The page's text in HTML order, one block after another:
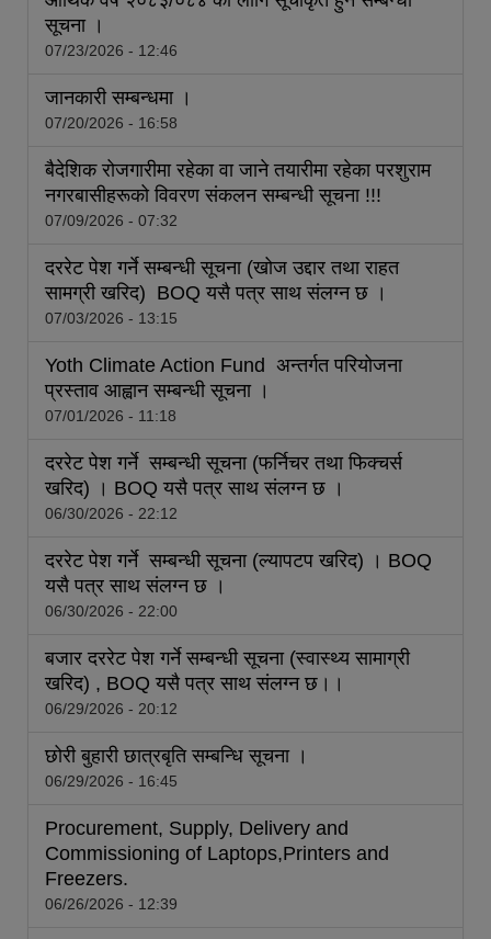
सूचना ।
07/23/2026 - 12:46
जानकारी सम्बन्धमा ।
07/20/2026 - 16:58
बैदेशिक रोजगारीमा रहेका वा जाने तयारीमा रहेका परशुराम
नगरबासीहरूको विवरण संकलन सम्बन्धी सूचना !!!
07/09/2026 - 07:32
दररेट पेश गर्ने सम्बन्धी सूचना (खोज उद्दार तथा राहत
सामग्री खरिद) BOQ यसै पत्र साथ संलग्‍न छ ।
07/03/2026 - 13:15
Yoth Climate Action Fund अन्तर्गत परियोजना
प्रस्ताव आह्वान सम्बन्धी सूचना ।
07/01/2026 - 11:18
दररेट पेश गर्ने सम्बन्धी सूचना (फर्निचर तथा फिक्‍चर्स
खरिद) । BOQ यसै पत्र साथ संलग्‍न छ ।
06/30/2026 - 22:12
दररेट पेश गर्ने सम्बन्धी सूचना (ल्यापटप खरिद) । BOQ
यसै पत्र साथ संलग्‍न छ ।
06/30/2026 - 22:00
बजार दररेट पेश गर्ने सम्बन्धी सूचना (स्वास्थ्य सामाग्री
खरिद) , BOQ यसै पत्र साथ संलग्‍न छ।।
06/29/2026 - 20:12
छोरी बुहारी छात्रबृति सम्बन्धि सूचना ।
06/29/2026 - 16:45
Procurement, Supply, Delivery and
Commissioning of Laptops,Printers and
Freezers.
06/26/2026 - 12:39